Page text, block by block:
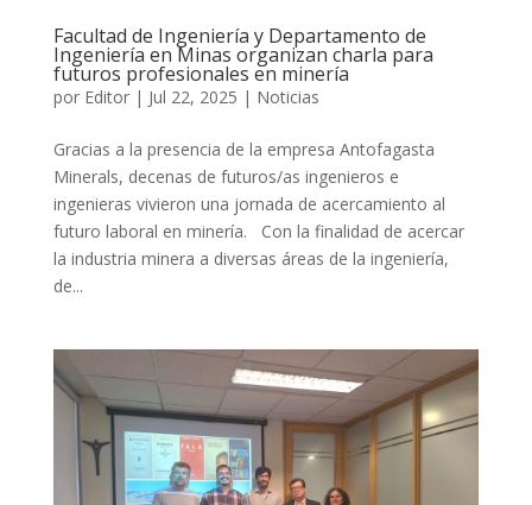
Facultad de Ingeniería y Departamento de
Ingeniería en Minas organizan charla para
futuros profesionales en minería
por Editor| Jul 22, 2025 | Noticias
Gracias a la presencia de la empresa Antofagasta
Minerals, decenas de futuros/as ingenieros e
ingenieras vivieron una jornada de acercamiento al
futuro laboral en minería. Con la finalidad de acercar
la industria minera a diversas áreas de la ingeniería,
de...